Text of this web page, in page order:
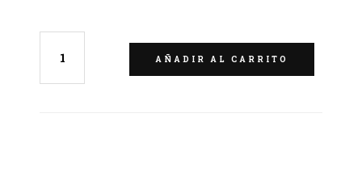
AÑADIR AL CARRITO